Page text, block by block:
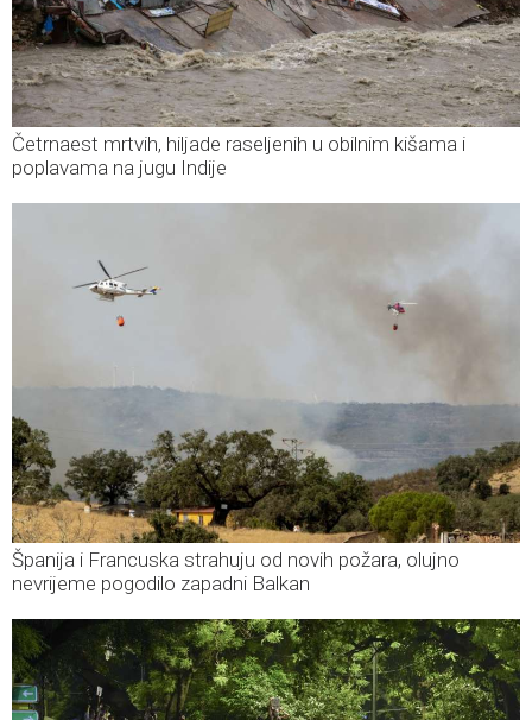
Četrnaest mrtvih, hiljade raseljenih u obilnim kišama i
poplavama na jugu Indije
Španija i Francuska strahuju od novih požara, olujno
nevrijeme pogodilo zapadni Balkan